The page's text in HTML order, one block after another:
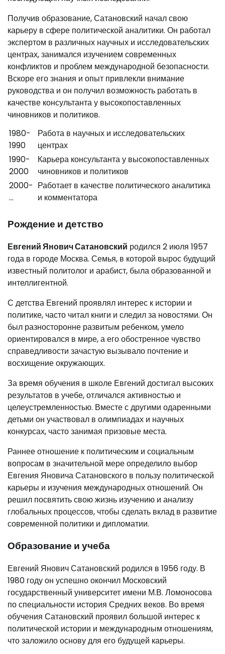
Получив образование, Сатановский начал свою
карьеру в сфере политической аналитики. Он работал
экспертом в различных научных и исследовательских
центрах, занимался изучением современных
конфликтов и проблем международной безопасности.
Вскоре его знания и опыт привлекли внимание
руководства и он получил возможность работать в
качестве консультанта у высокопоставленных
чиновников и политиков.
1980-
1990
Работа в научных и исследовательских
центрах
1990-
2000
Карьера консультанта у высокопоставленных
чиновников и политиков
2000-
…
Работает в качестве политического аналитика
и комментатора
Рождение и детство
Евгений Янович Сатановский родился 2 июля 1957
года в городе Москва. Семья, в которой вырос будущий
известный политолог и арабист, была образованной и
интеллигентной.
С детства Евгений проявлял интерес к истории и
политике, часто читал книги и следил за новостями. Он
был разносторонне развитым ребенком, умело
ориентировался в мире, а его обостренное чувство
справедливости зачастую вызывало почтение и
восхищение окружающих.
За время обучения в школе Евгений достигал высоких
результатов в учебе, отличался активностью и
целеустремленностью. Вместе с другими одаренными
детьми он участвовал в олимпиадах и научных
конкурсах, часто занимая призовые места.
Раннее отношение к политическим и социальным
вопросам в значительной мере определило выбор
Евгения Яновича Сатановского в пользу политической
карьеры и изучения международных отношений. Он
решил посвятить свою жизнь изучению и анализу
глобальных процессов, чтобы сделать вклад в развитие
современной политики и дипломатии.
Образование и учеба
Евгений Янович Сатановский родился в 1956 году. В
1980 году он успешно окончил Московский
государственный университет имени М.В. Ломоносова
по специальности история Средних веков. Во время
обучения Сатановский проявил большой интерес к
политической истории и международным отношениям,
что заложило основу для его будущей карьеры.